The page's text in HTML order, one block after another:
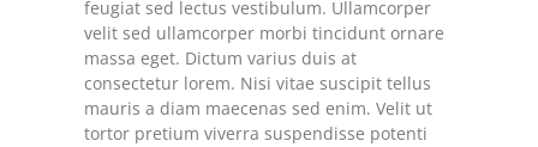
feugiat sed lectus vestibulum. Ullamcorper
velit sed ullamcorper morbi tincidunt ornare
massa eget. Dictum varius duis at
consectetur lorem. Nisi vitae suscipit tellus
mauris a diam maecenas sed enim. Velit ut
tortor pretium viverra suspendisse potenti